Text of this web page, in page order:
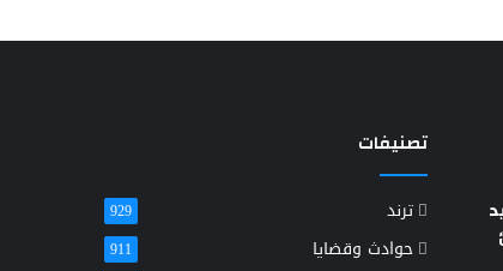
تصنيفات
ترند 929
حوادث وقضايا 911